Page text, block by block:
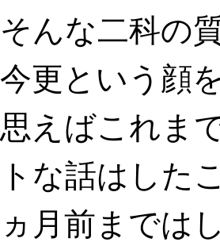
そんな二科の
今更という顔
思えばこれま
トな話はした
ヵ月前までは